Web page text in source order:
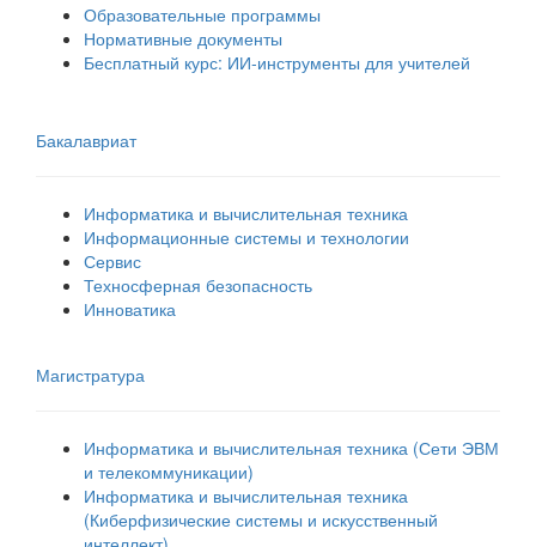
Образовательные программы
Нормативные документы
Бесплатный курс: ИИ‑инструменты для учителей
Бакалавриат
Информатика и вычислительная техника
Информационные системы и технологии
Сервис
Техносферная безопасность
Инноватика
Магистратура
Информатика и вычислительная техника (Сети ЭВМ
и телекоммуникации)
Информатика и вычислительная техника
(Киберфизические системы и искусственный